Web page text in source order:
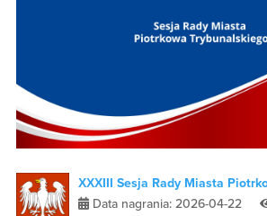
XXXIII Sesja Rady Miasta
Data nagrania: 2026-04-22